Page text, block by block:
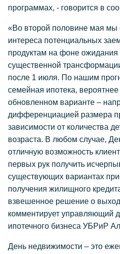
программах, - говорится в
«Во второй половине мая мы
интереса потенциальных
продуктам на фоне
существенной
после 1 июля. По нашим
семейная ипотека, вероятнее
обновленном варианте –
дифференциацией размера
зависимости от количества
возраста. В любом случае,
отличную возможность
первых рук получить
существующих вариантах
получения жилищного
взвешенное решение о
комментирует управляющий
ипотечного бизнеса УБРиР
День недвижимости – это